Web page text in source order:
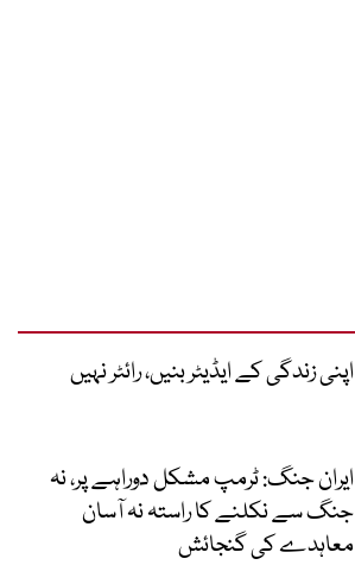
اپنی زندگی کے ایڈیٹر بنیں، رائٹر نہیں
ایران جنگ: ٹرمپ مشکل دوراہے پر، نہ
جنگ سے نکلنے کا راستہ نہ آسان
معاہدے کی گنجائش